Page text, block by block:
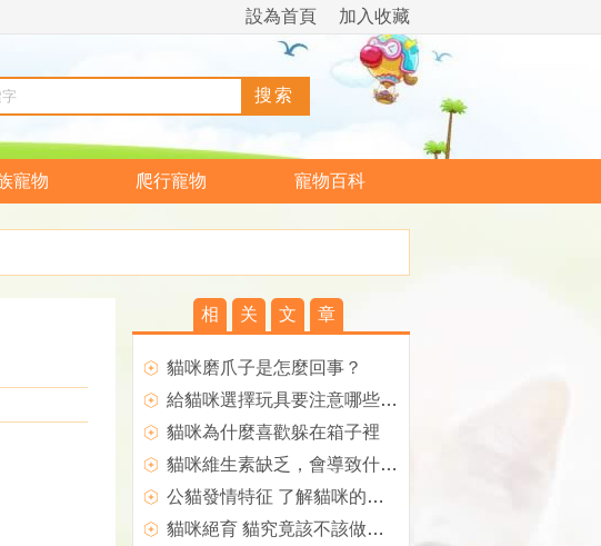
加入收藏
設為首頁
寵物 爬行寵物 寵物百科
相 关 文 章
貓咪磨爪子是怎麼回事？
給貓咪選擇玩具要注意哪些事項呢
貓咪為什麼喜歡躲在箱子裡
貓咪維生素缺乏，會導致什麼樣的後果？
公貓發情特征 了解貓咪的性成熟期
貓咪絕育 貓究竟該不該做絕育